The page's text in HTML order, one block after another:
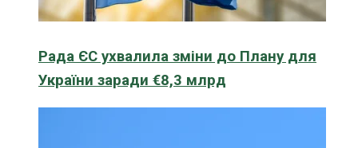
Рада ЄС ухвалила зміни до Плану для
України заради €8,3 млрд